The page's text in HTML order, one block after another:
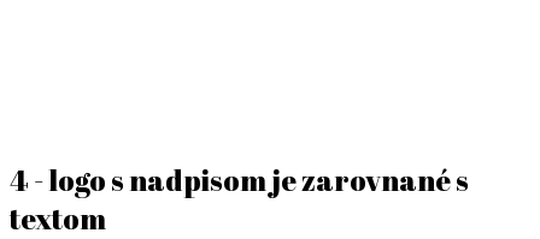
4 - logo s nadpisom je zarovnané s
textom